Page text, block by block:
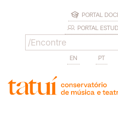
PORTAL
PORTAL
EN PT